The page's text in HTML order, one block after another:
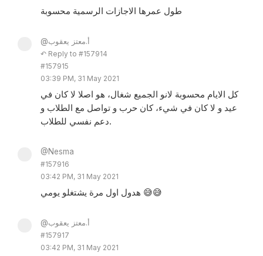
طول عمرها الاجازات الرسمية محسوبة
@أ.معتز يعقوب
↶ Reply to #157914
#157915
03:39 PM, 31 May 2021
كل الايام محسوبة لانو الجميع شغال، هو اصلا لا كان في
عيد و لا كان في شيء، كان حرب و تواصل مع الطلاب و
دعم نفسي للطلاب.
@Nesma
#157916
03:42 PM, 31 May 2021
هدول اول مرة يشتغلو يومي 😅😅
@أ.معتز يعقوب
#157917
03:42 PM, 31 May 2021